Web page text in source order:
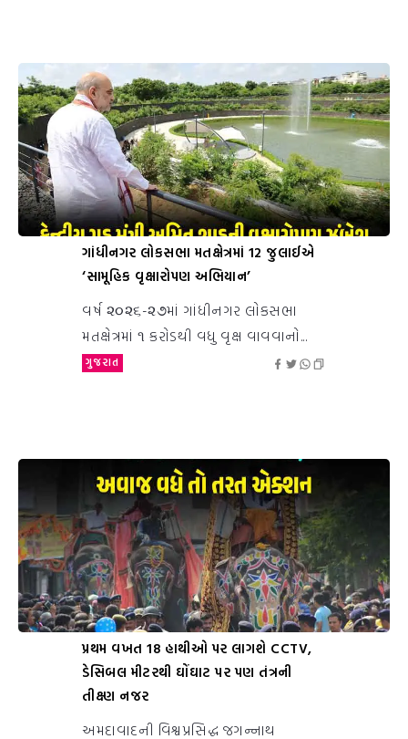
ગાંધીનગર લોકસભા મતક્ષેત્રમાં 12 જુલાઈએ
‘સામૂહિક વૃક્ષારોપણ અભિયાન’
વર્ષ ૨૦૨૬-૨૭માં ગાંધીનગર લોકસભા
મતક્ષેત્રમાં ૧ કરોડથી વધુ વૃક્ષ વાવવાનો...
ગુજરાત
પ્રથમ વખત 18 હાથીઓ પર લાગશે CCTV,
ડેસિબલ મીટરથી ઘોંઘાટ પર પણ તંત્રની
તીક્ષ્ણ નજર
અમદાવાદની વિશ્વપ્રસિદ્ધ જગન્નાથ